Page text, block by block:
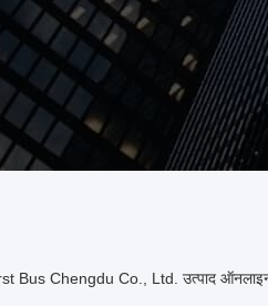
Bus Chengdu Co., Ltd. उत्पाद